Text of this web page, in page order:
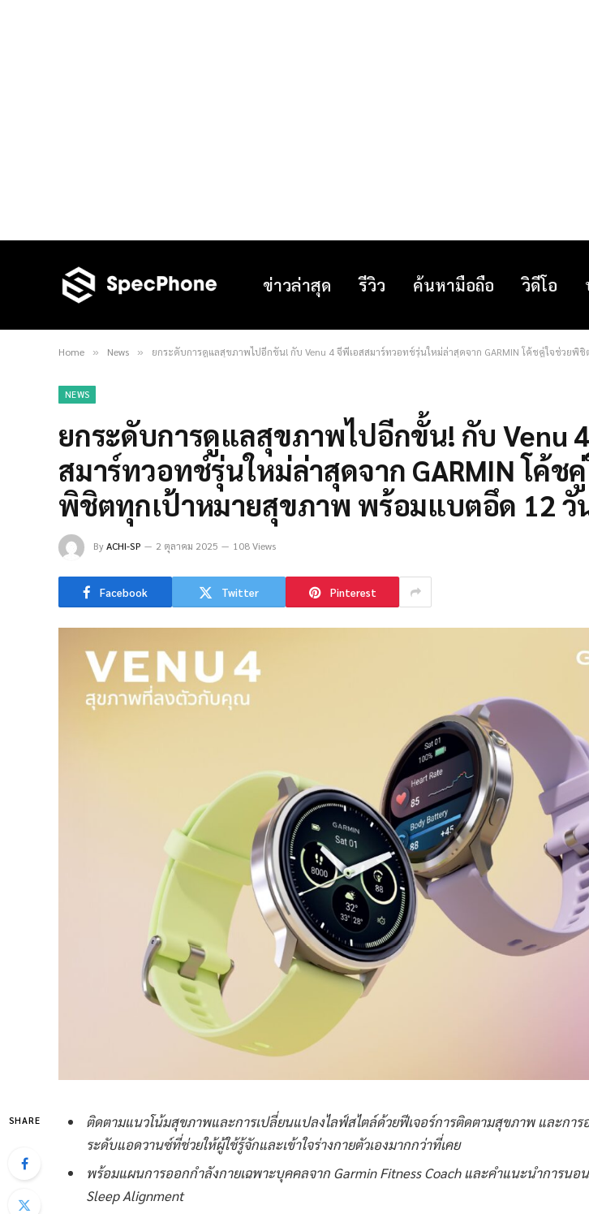
ข่าวล่าสุด รีวิว ค้นหามือถือ วิดีโอ
Home » News » ยกระดับการดูแลสุขภาพไปอีกขั้น! กับ Venu 4 จีพีเอสสมาร์ทวอทช์รุ่นใหม่ล่าสุดจาก GARMIN โค้ชคู่ใจช่วย
NEWS
ยกระดับการดูแลสุขภาพไปอีกขั้น! กับ Venu
สมาร์ทวอทช์รุ่นใหม่ล่าสุดจาก GARMIN โค้ช
พิชิตทุกเป้าหมายสุขภาพ พร้อมแบตอึด 12 วั
ByACHI-SP 2 ตุลาคม 2025 108 Views
Facebook Twitter Pinterest
SHARE
ติดตามแนวโน้มสุขภาพและการเปลี่ยนแปลงไลฟ์สไตล์ด้วยฟีเจอร์การติดตามสุขภาพ และการ
ระดับแอดวานซ์ที่ช่วยให้ผู้ใช้รู้จักและเข้าใจร่างกายตัวเองมากกว่าที่เคย
พร้อมแผนการออกกำลังกายเฉพาะบุคคลจาก Garmin Fitness Coach และคำแนะนำการนอ
Sleep Alignment